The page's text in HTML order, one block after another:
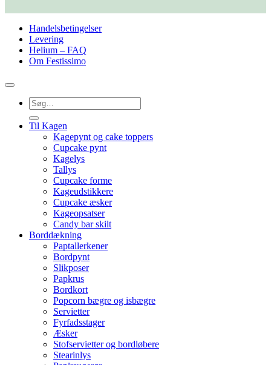
Handelsbetingelser
Levering
Helium – FAQ
Om Festissimo
Søg
efter:
Til Kagen
Kagepynt og cake toppers
Cupcake pynt
Kagelys
Tallys
Cupcake forme
Kageudstikkere
Cupcake æsker
Kageopsatser
Candy bar skilt
Borddækning
Paptallerkener
Bordpynt
Slikposer
Papkrus
Bordkort
Popcorn bægre og isbægre
Servietter
Fyrfadsstager
Æsker
Stofservietter og bordløbere
Stearinlys